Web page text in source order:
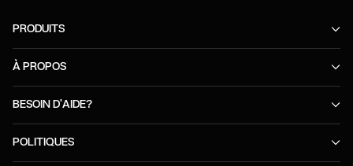
PRODUITS
À PROPOS
BESOIN D'AIDE?
POLITIQUES